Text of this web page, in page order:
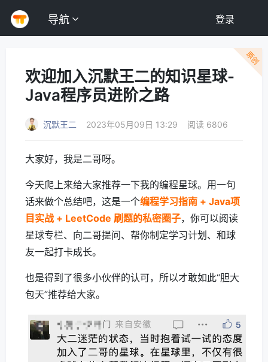
导航 登录
原创
欢迎加入沉默王二的知识星球-
Java程序员进阶之路
沉默王二 2023年05月09日 13:29 阅读 6806
大家好，我是二哥呀。
今天爬上来给大家推荐一下我的编程星球。用一句
话来做个总结吧，这是一个编程学习指南 + Java项
目实战 + LeetCode 刷题的私密圈子，你可以阅读
星球专栏、向二哥提问、帮你制定学习计划、和球
友一起打卡成长。
也是得到了很多小伙伴的认可，所以才敢如此“胆大
包天”推荐给大家。